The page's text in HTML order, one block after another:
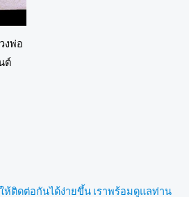
งพ่อ
ต์
ห้ติดต่อกันได้ง่ายขึ้น เราพร้อมดูแลท่าน